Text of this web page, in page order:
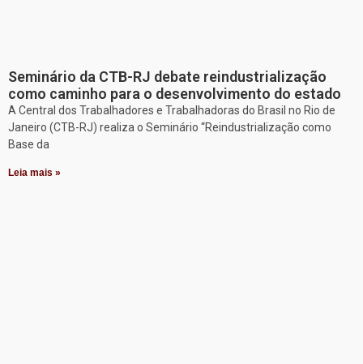
Seminário da CTB-RJ debate reindustrialização
como caminho para o desenvolvimento do estado
A Central dos Trabalhadores e Trabalhadoras do Brasil no Rio de
Janeiro (CTB-RJ) realiza o Seminário “Reindustrialização como
Base da
Leia mais »